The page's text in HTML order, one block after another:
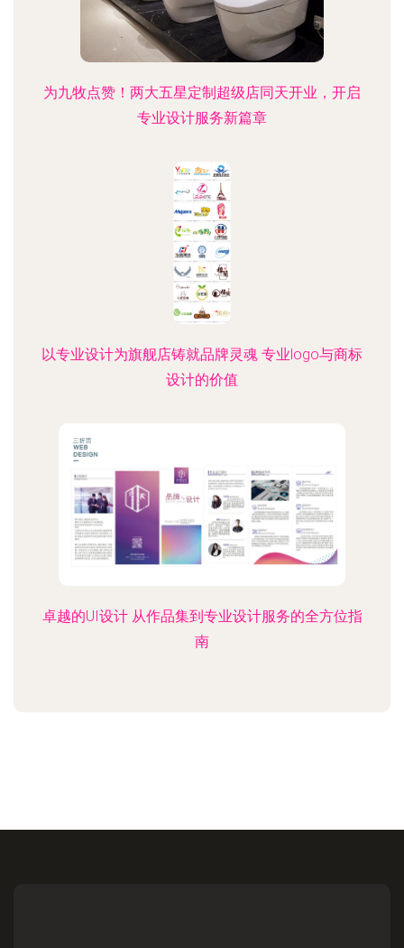
为九牧点赞！两大五星定制超级店同天开业，开启
专业设计服务新篇章
以专业设计为旗舰店铸就品牌灵魂 专业logo与商标
设计的价值
卓越的UI设计 从作品集到专业设计服务的全方位指
南